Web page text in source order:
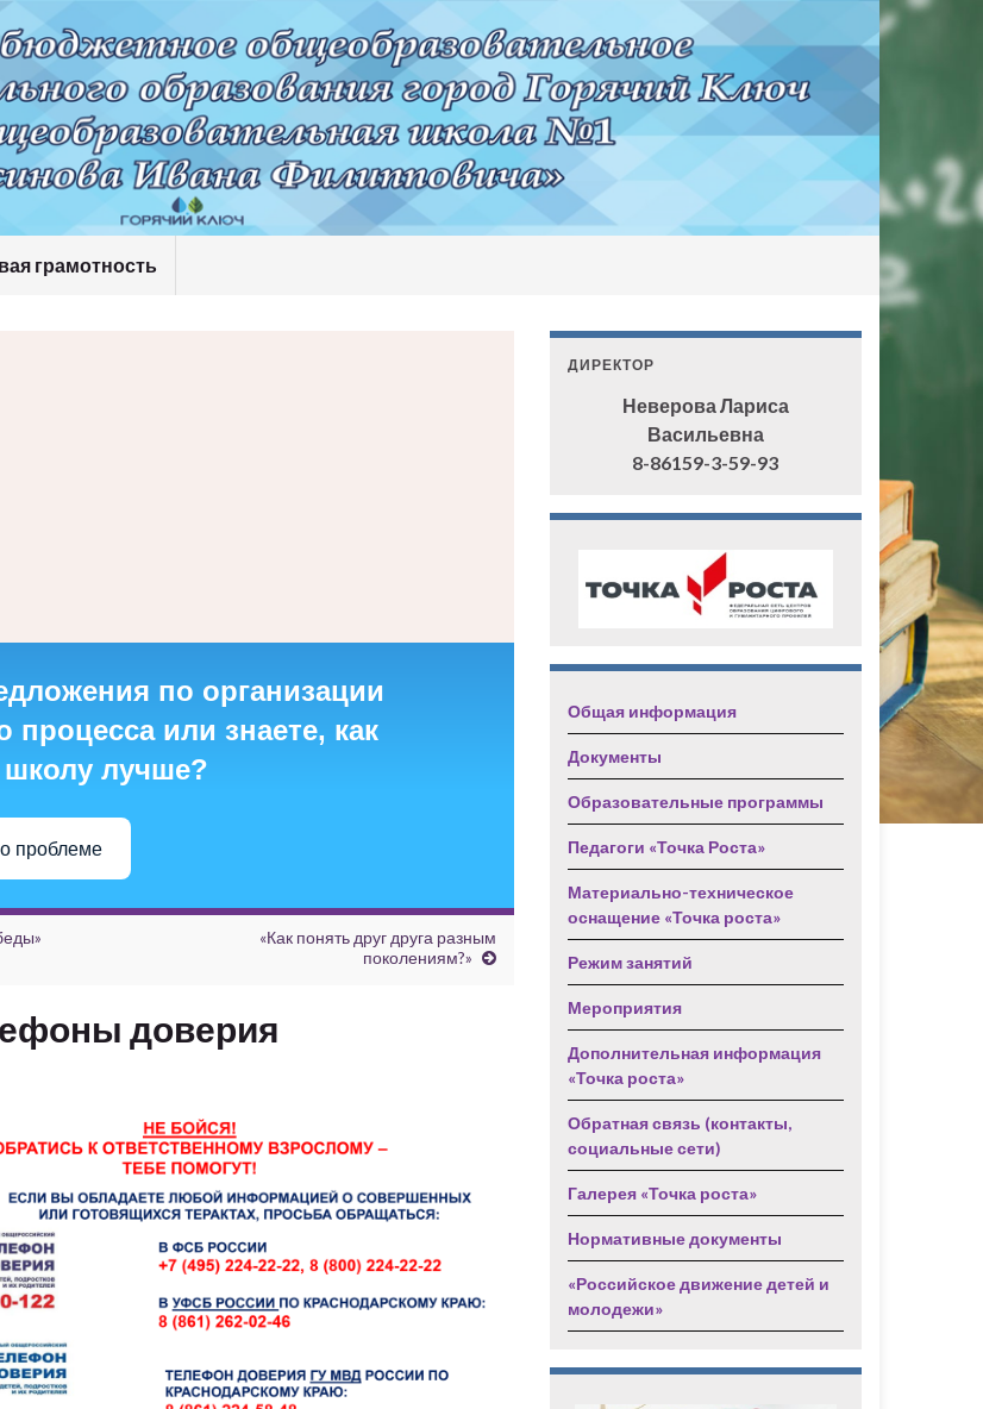
грамотность
по организации
процесса или знаете, как
школу лучше?
проблеме
«Как понять друг друга разным
поколениям?»
доверия
ДИРЕКТОР
Неверова Лариса
Васильевна
8-86159-3-59-93
Общая информация
Документы
Образовательные программы
Педагоги «Точка Роста»
Материально-техническое
оснащение «Точка роста»
Режим занятий
Мероприятия
Дополнительная информация
«Точка роста»
Обратная связь (контакты,
социальные сети)
Галерея «Точка роста»
Нормативные документы
«Российское движение детей и
молодежи»